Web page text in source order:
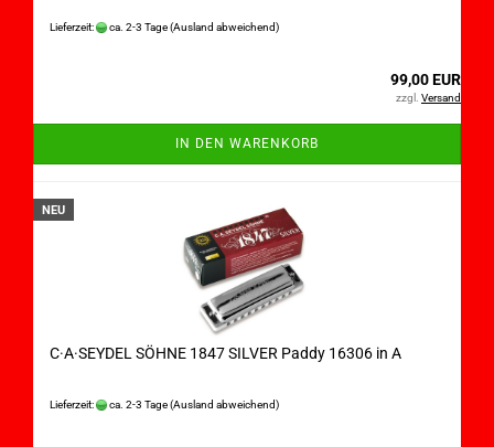
Lieferzeit: ca. 2-3 Tage(Ausland abweichend)
99,00 EUR
zzgl. Versand
IN DEN WARENKORB
NEU
C·A·SEYDEL SÖHNE 1847 SILVER Paddy 16306 in A
Lieferzeit: ca. 2-3 Tage(Ausland abweichend)